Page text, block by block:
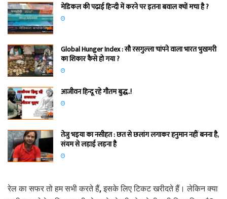
मेडिकल की पढ़ाई हिन्‍दी में करने पर इतना बवाल क्‍यों मचा है ?
Global Hunger Index : सौ रसगुल्‍ला चांपने वाला भारत भुखमरी
का शिकार कैसे हो गया ?
आजीवन हिन्दू रहे गौतम बुद्ध..!
तेजु भइया का नसीहत : छत से छलांग लगाकर हनुमान नहीं बनना है,
संयम से लड़ाई लड़ना है
रेल का सफर तो हम सभी करते हैं, इसके लिए टिकट खरीदते हैं। लेकिन क्या